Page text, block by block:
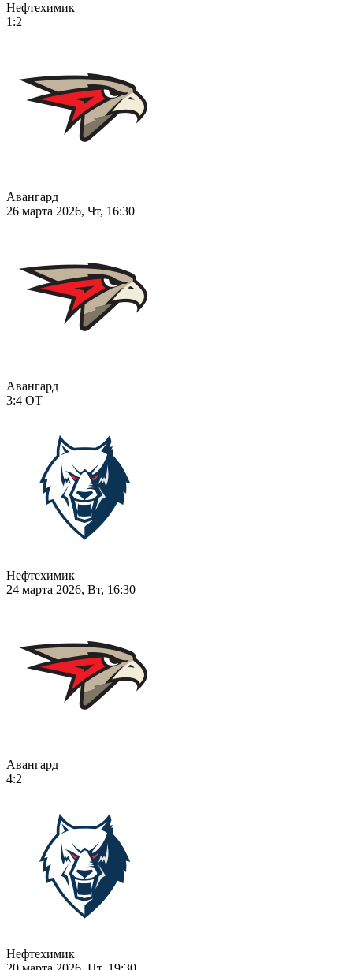
Нефтехимик
1:2
Авангард
26 марта 2026, Чт, 16:30
Авангард
3:4 ОТ
Нефтехимик
24 марта 2026, Вт, 16:30
Авангард
4:2
Нефтехимик